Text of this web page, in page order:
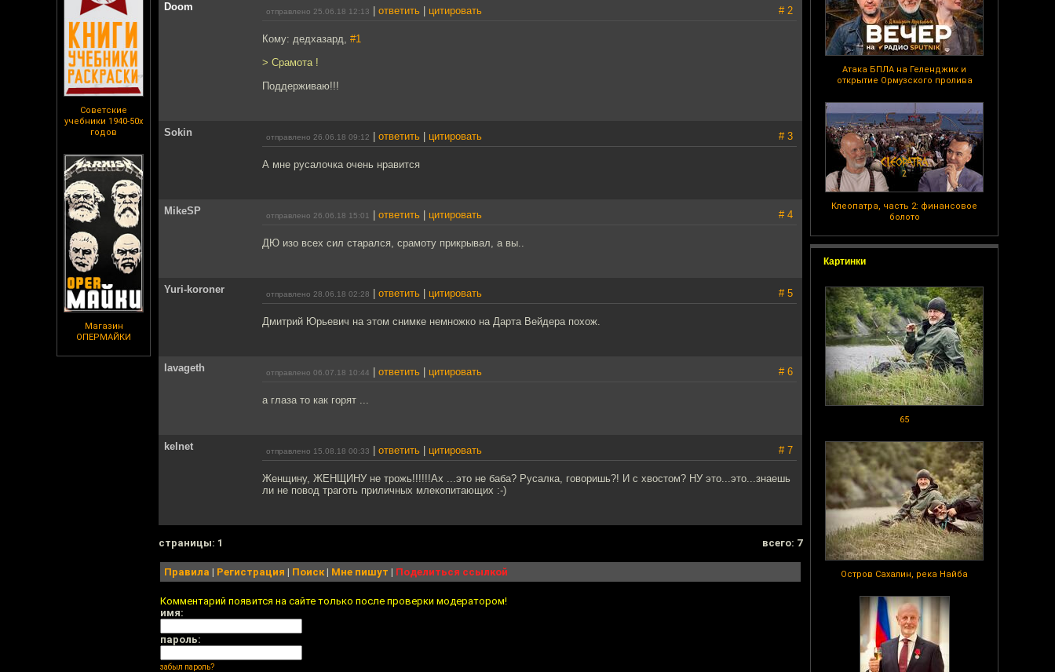
Советские
учебники 1940-50х
годов
Магазин
ОПЕРМАЙКИ
Атака БПЛА на Геленджик и
открытие Ормузского пролива
Клеопатра, часть 2: финансовое
болото
Картинки
65
Остров Сахалин, река Найба
Doom отправлено 25.06.18 12:13 ответить цитировать # 2
Кому: дедхазард, #1
> Cрамота !
Поддерживаю!!!
Sokin отправлено 26.06.18 09:12 ответить цитировать # 3
А мне русалочка очень нравится
MikeSP отправлено 26.06.18 15:01 ответить цитировать # 4
ДЮ изо всех сил старался, срамоту прикрывал, а вы..
Yuri-koroner отправлено 28.06.18 02:28 ответить цитировать # 5
Дмитрий Юрьевич на этом снимке немножко на Дарта Вейдера похож.
lavageth отправлено 06.07.18 10:44 ответить цитировать # 6
а глаза то как горят ...
kelnet отправлено 15.08.18 00:33 ответить цитировать # 7
Женщину, ЖЕНЩИНУ не трожь!!!!!!Ах ...это не баба? Русалка, говоришь?! И с хвостом? НУ это...это...знаешь
ли не повод траготь приличных млекопитающих :-)
cтраницы: 1 всего: 7
Правила | Регистрация | Поиск| Мне пишут | Поделиться ссылкой
Комментарий появится на сайте только после проверки модератором!
имя:
пароль:
забыл пароль?